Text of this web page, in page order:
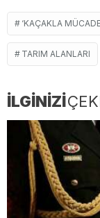
‘KAÇAKLA
TARIM ALANLARI
İLGİNİZİ